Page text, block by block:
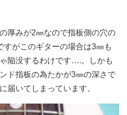
厚みが2㎜なので指板側の穴の
すがこのギターの場合は3㎜も
陥没するわけです….。しかも
ド指板の為たかが3㎜の深さで
届いてしまっています。